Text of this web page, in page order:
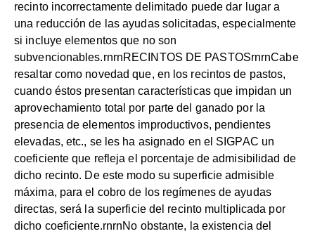
recinto incorrectamente delimitado puede dar lugar a
una reducción de las ayudas solicitadas, especialmente
si incluye elementos que no son
subvencionables.rnrnRECINTOS DE PASTOSrnrnCabe
resaltar como novedad que, en los recintos de pastos,
cuando éstos presentan características que impidan un
aprovechamiento total por parte del ganado por la
presencia de elementos improductivos, pendientes
elevadas, etc., se les ha asignado en el SIGPAC un
coeficiente que refleja el porcentaje de admisibilidad de
dicho recinto. De este modo su superficie admisible
máxima, para el cobro de los regímenes de ayudas
directas, será la superficie del recinto multiplicada por
dicho coeficiente.rnrnNo obstante, la existencia del